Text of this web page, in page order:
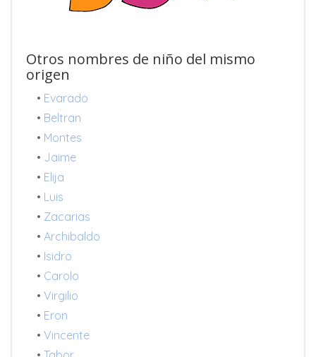
Otros nombres de niño del mismo
origen
• Evarado
• Beltran
• Montes
• Jaime
• Elija
• Luis
• Zacarias
• Archibaldo
• Isidro
• Carolo
• Virgilio
• Eron
• Vincente